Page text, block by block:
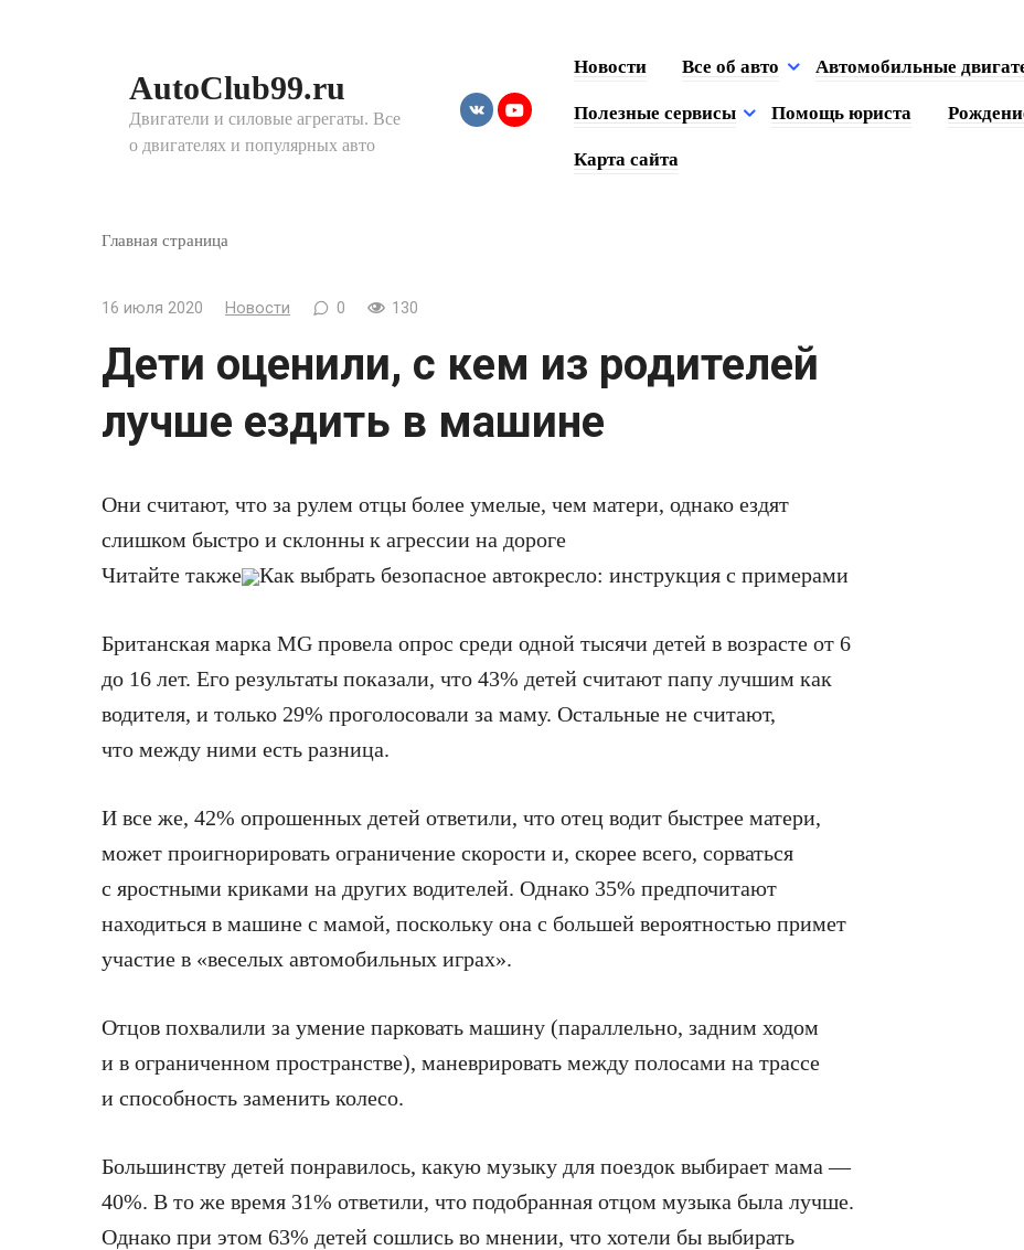
AutoClub99.ru
Двигатели и силовые агрегаты. Все
о двигателях и популярных авто
Новости Все об авто Автомобильные
Полезные сервисы Помощь юриста
Карта сайта
Главная страница
16 июля 2020 Новости 0 130
Дети оценили, с кем из родителей
лучше ездить в машине
Они считают, что за рулем отцы более умелые, чем матери, однако ездят
слишком быстро и склонны к агрессии на дороге
Читайте также
Как выбрать безопасное автокресло: инструкция с примерами
Британская марка MG провела опрос среди одной тысячи детей в возрасте от 6
до 16 лет. Его результаты показали, что 43% детей считают папу лучшим как
водителя, и только 29% проголосовали за маму. Остальные не считают,
что между ними есть разница.
И все же, 42% опрошенных детей ответили, что отец водит быстрее матери,
может проигнорировать ограничение скорости и, скорее всего, сорваться
с яростными криками на других водителей. Однако 35% предпочитают
находиться в машине с мамой, поскольку она с большей вероятностью примет
участие в «веселых автомобильных играх».
Отцов похвалили за умение парковать машину (параллельно, задним ходом
и в ограниченном пространстве), маневрировать между полосами на трассе
и способность заменить колесо.
Большинству детей понравилось, какую музыку для поездок выбирает мама —
40%. В то же время 31% ответили, что подобранная отцом музыка была лучше.
Однако при этом 63% детей сошлись во мнении, что хотели бы выбирать